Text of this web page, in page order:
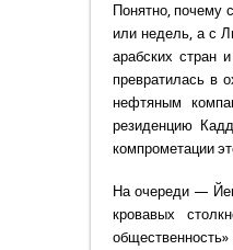
Понятно, почему
или недель, а с
арабских стран
превратилась в
нефтяным
резиденцию
компрометации
На очереди —
кровавых